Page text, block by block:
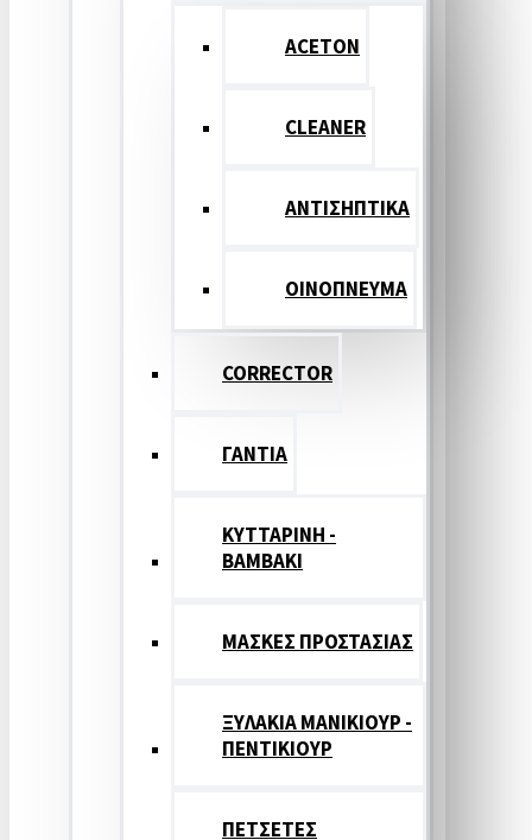
ACETON
CLEANER
ΑΝΤΙΣΗΠΤΙΚΑ
ΟΙΝΟΠΝΕΥΜΑ
CORRECTOR
ΓΑΝΤΙΑ
ΚΥΤΤΑΡΙΝΗ -
ΒΑΜΒΑΚΙ
ΜΑΣΚΕΣ ΠΡΟΣΤΑΣΙΑΣ
ΞΥΛΑΚΙΑ ΜΑΝΙΚΙΟΥΡ -
ΠΕΝΤΙΚΙΟΥΡ
ΠΕΤΣΕΤΕΣ